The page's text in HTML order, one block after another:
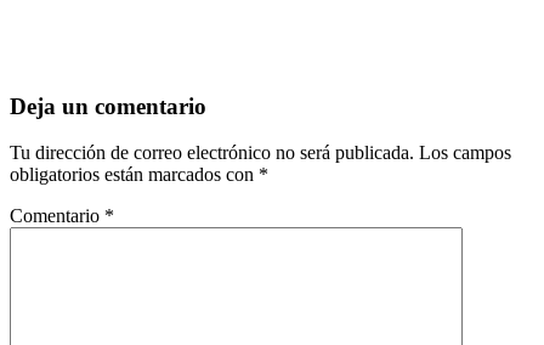
Deja un comentario
Tu dirección de correo electrónico no será publicada. Los campos
obligatorios están marcados con *
Comentario *